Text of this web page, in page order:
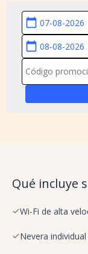
calendar_today
calendar_today
Qué incluye
Wi-Fi de alta
Nevera individual